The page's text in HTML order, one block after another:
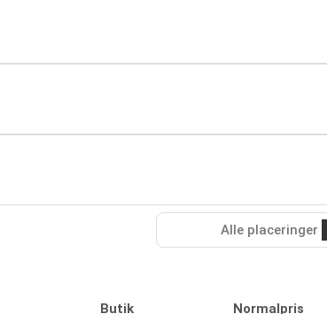
Alle placeringer
Butik Normalpris